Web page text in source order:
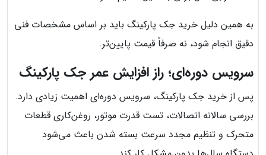
به همین دلیل خرید جک پارکینگ باید بر اساس مشخصات فنی
دقیق انجام شود، نه صرفاً قیمت پایین‌تر.
سرویس دوره‌ای؛ راز افزایش عمر جک پارکینگ
پس از خرید جک پارکینگ، سرویس دوره‌ای اهمیت زیادی دارد.
بررسی سالانه اتصالات، تست قدرت موتور، روغن‌کاری قطعات
متحرک و تنظیم مجدد سرعت بسته شدن باعث می‌شود